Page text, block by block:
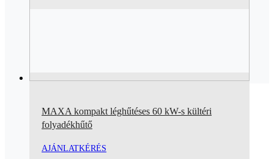
MAXA kompakt léghűtéses 60 kW-s kültéri
folyadékhűtő
AJÁNLATKÉRÉS